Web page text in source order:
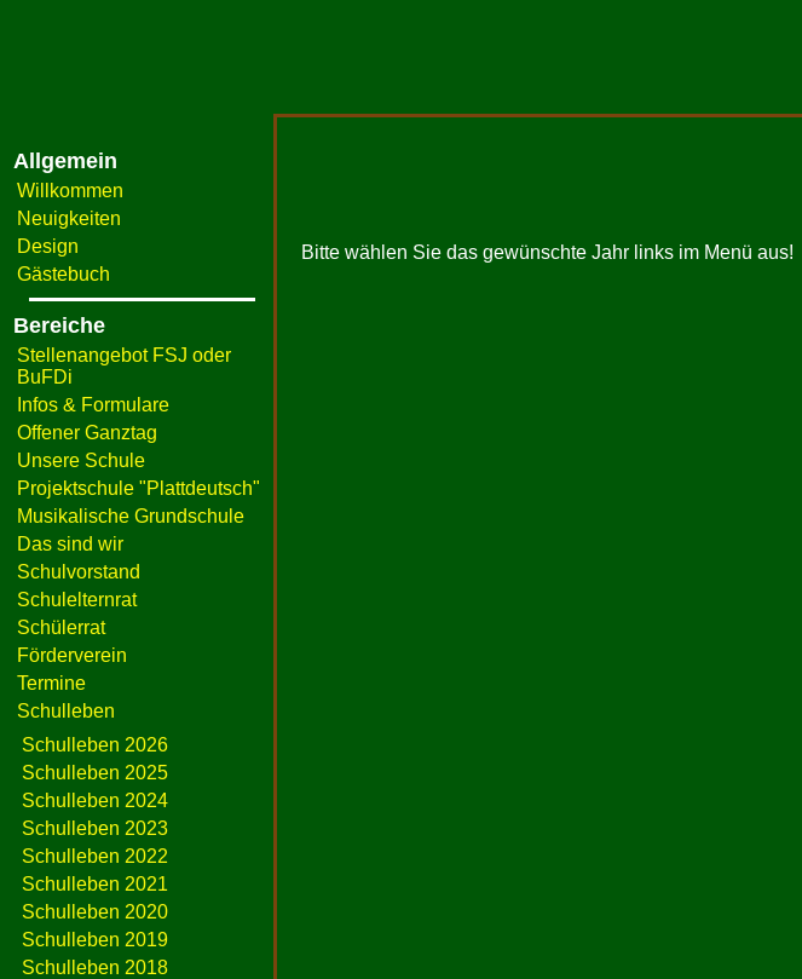
Allgemein
Willkommen
Neuigkeiten
Design
Gästebuch
Bereiche
Stellenangebot FSJ oder
BuFDi
Infos & Formulare
Offener Ganztag
Unsere Schule
Projektschule "Plattdeutsch"
Musikalische Grundschule
Das sind wir
Schulvorstand
Schulelternrat
Schülerrat
Förderverein
Termine
Schulleben
Schulleben 2026
Schulleben 2025
Schulleben 2024
Schulleben 2023
Schulleben 2022
Schulleben 2021
Schulleben 2020
Schulleben 2019
Schulleben 2018
Bitte wählen Sie das gewünschte Jahr links im Menü aus!